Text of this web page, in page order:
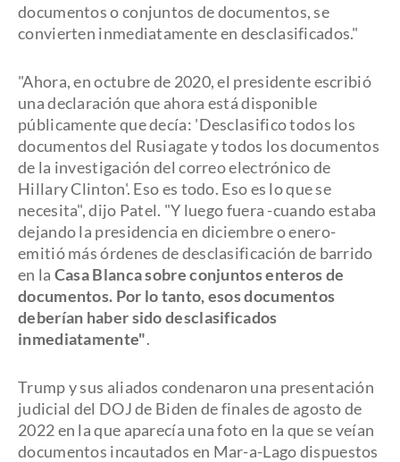
documentos o conjuntos de documentos, se
convierten inmediatamente en desclasificados."
"Ahora, en octubre de 2020, el presidente escribió
una declaración que ahora está disponible
públicamente que decía: 'Desclasifico todos los
documentos del Rusiagate y todos los documentos
de la investigación del correo electrónico de
Hillary Clinton'. Eso es todo. Eso es lo que se
necesita", dijo Patel. "Y luego fuera -cuando estaba
dejando la presidencia en diciembre o enero-
emitió más órdenes de desclasificación de barrido
en la Casa Blanca sobre conjuntos enteros de
documentos. Por lo tanto, esos documentos
deberían haber sido desclasificados
inmediatamente".
Trump y sus aliados condenaron una presentación
judicial del DOJ de Biden de finales de agosto de
2022 en la que aparecía una foto en la que se veían
documentos incautados en Mar-a-Lago dispuestos